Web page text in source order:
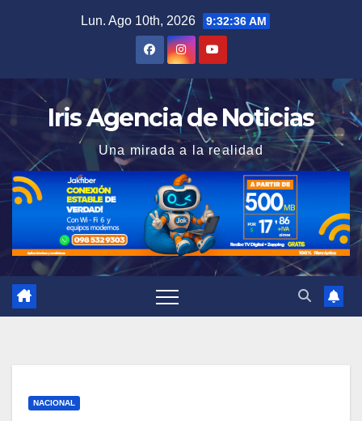
Lun. Ago 10th, 2026 9:32:37 AM
Iris Agencia de Noticias
Una mirada a la realidad
NACIONAL